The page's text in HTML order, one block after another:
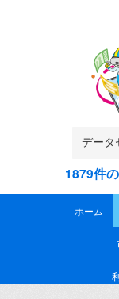
1879件
ホーム